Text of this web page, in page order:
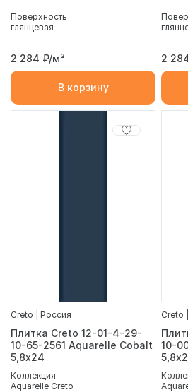
Поверхность
глянцевая
2 284 ₽/м²
В корзину
2
Creto | Россия
Плитка Creto 12-01-4-29-
10-65-2561 Aquarelle Cobalt
5,8х24
Коллекция
Aquarelle Creto
Creto
10-